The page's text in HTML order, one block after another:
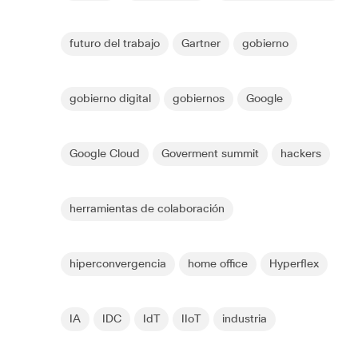
futuro del trabajo Gartner gobierno
gobierno digital gobiernos Google
Google Cloud Goverment summit hackers
herramientas de colaboración
hiperconvergencia home office Hyperflex
IA IDC IdT IIoT industria